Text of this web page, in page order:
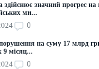
здійснює значний прогрес
ми...
0
на суму 17 млрд
9 місяц...
0